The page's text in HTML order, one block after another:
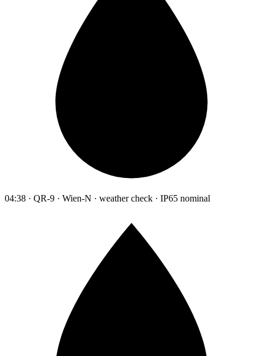
04:38 · QR-9 · Wien-N · weather check · IP65 nominal